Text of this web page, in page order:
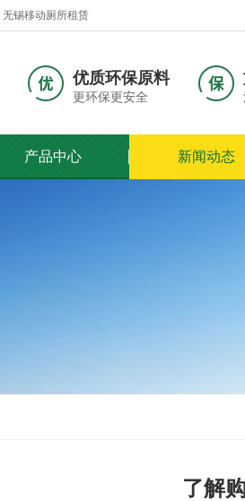
无锡移动厕所租赁
优质环保原料
更环保更安全
产品中心 新闻动态
了解